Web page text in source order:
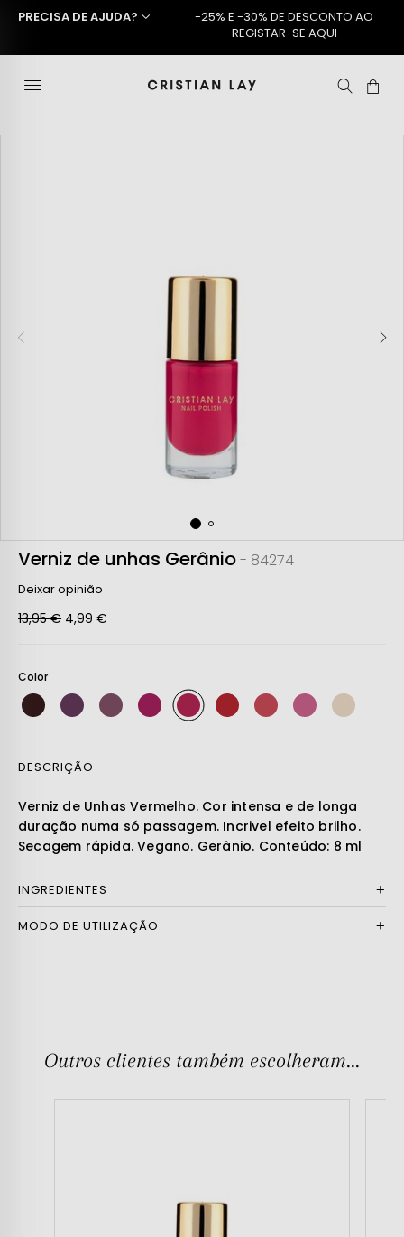
PRECISA DE AJUDA?
-25% E -30% DE DESCONTO AO
REGISTAR-SE AQUI
Verniz de unhas Gerânio- 84274
Deixar opinião
13,95 € 4,99 €
Color
DESCRIÇÃO
Verniz de Unhas Vermelho. Cor intensa e de longa
duração numa só passagem. Incrivel efeito brilho.
Secagem rápida. Vegano. Gerânio. Conteúdo: 8 ml
INGREDIENTES
MODO DE UTILIZAÇÃO
Outros clientes também escolheram...